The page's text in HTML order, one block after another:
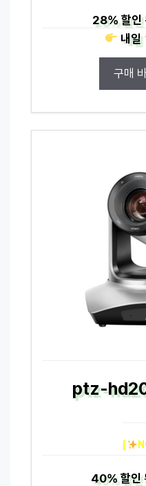
28%할인
내일
구매
ptz-
[
40%할인